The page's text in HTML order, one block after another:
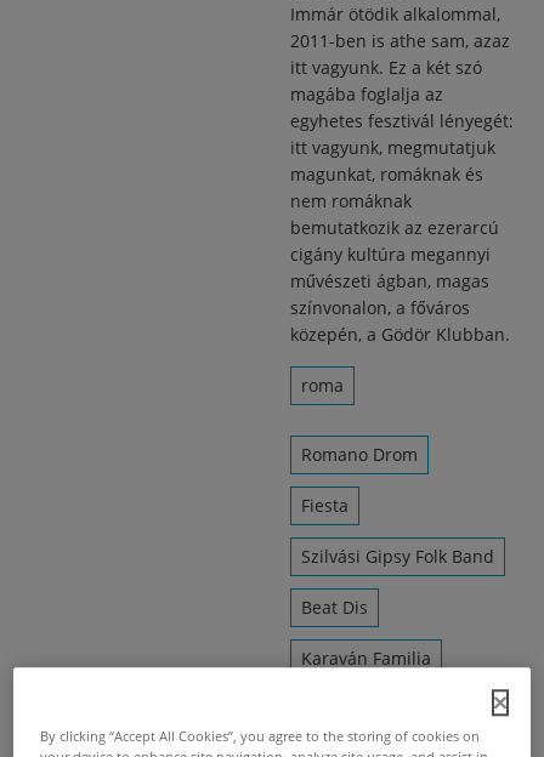
Immár ötödik alkalommal,
2011-ben is athe sam, azaz
itt vagyunk. Ez a két szó
magába foglalja az
egyhetes fesztivál lényegét:
itt vagyunk, megmutatjuk
magunkat, romáknak és
nem romáknak
bemutatkozik az ezerarcú
cigány kultúra megannyi
művészeti ágban, magas
színvonalon, a főváros
közepén, a Gödör Klubban.
roma
Romano Drom
Fiesta
Szilvási Gipsy Folk Band
Beat Dis
Karaván Familia
By clicking “Accept All Cookies”, you agree to the storing of cookies on